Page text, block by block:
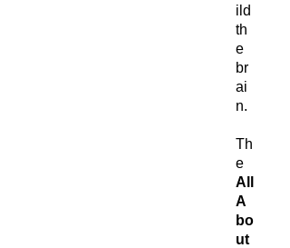
ild
th
e
br
ai
n.
Th
e
All
A
bo
ut